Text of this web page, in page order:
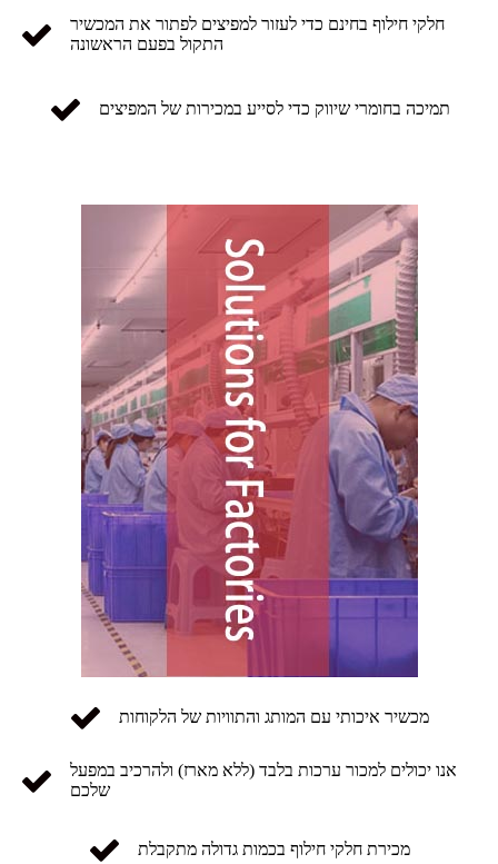
חלקי חילוף בחינם כדי לעזור למפיצים לפתור את המכשיר
התקול בפעם הראשונה
תמיכה בחומרי שיווק כדי לסייע במכירות של המפיצים
מכשיר איכותי עם המותג והתוויות של הלקוחות
אנו יכולים למכור ערכות בלבד (ללא מארז) ולהרכיב במפעל
שלכם
מכירת חלקי חילוף בכמות גדולה מתקבלת